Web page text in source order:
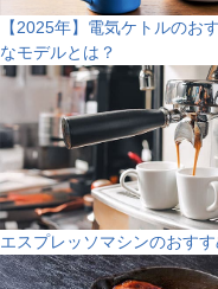
【2025年】電気ケトルのお
なモデルとは？
エスプレッソマシンのおす